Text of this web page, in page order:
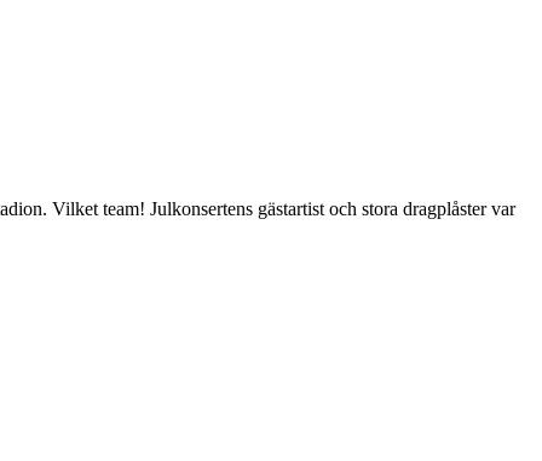
Vilket team! Julkonsertens gästartist och stora dragplåster var